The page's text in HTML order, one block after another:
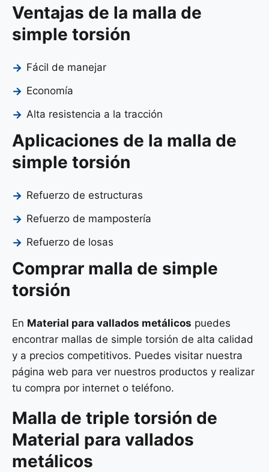
Ventajas de la malla de
simple torsión
Fácil de manejar
Economía
Alta resistencia a la tracción
Aplicaciones de la malla de
simple torsión
Refuerzo de estructuras
Refuerzo de mampostería
Refuerzo de losas
Comprar malla de simple
torsión
En Material para vallados metálicos puedes
encontrar mallas de simple torsión de alta calidad
y a precios competitivos. Puedes visitar nuestra
página web para ver nuestros productos y realizar
tu compra por internet o teléfono.
Malla de triple torsión de
Material para vallados
metálicos